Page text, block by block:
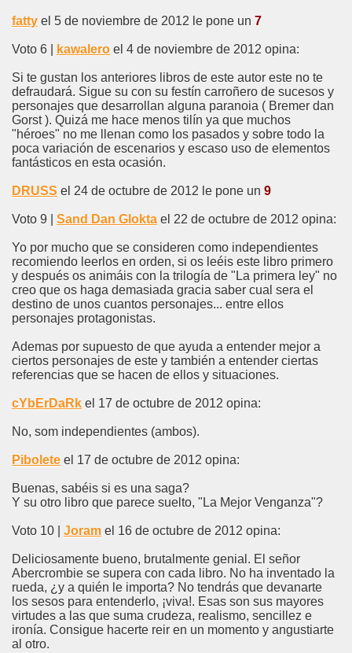
fatty el 5 de noviembre de 2012 le pone un 7
Voto 6 | kawalero el 4 de noviembre de 2012 opina:
Si te gustan los anteriores libros de este autor este no te
defraudará. Sigue su con su festín carroñero de sucesos y
personajes que desarrollan alguna paranoia ( Bremer dan
Gorst ). Quizá me hace menos tilín ya que muchos
"héroes" no me llenan como los pasados y sobre todo la
poca variación de escenarios y escaso uso de elementos
fantásticos en esta ocasión.
DRUSS el 24 de octubre de 2012 le pone un 9
Voto 9 | Sand Dan Glokta el 22 de octubre de 2012 opina:
Yo por mucho que se consideren como independientes
recomiendo leerlos en orden, si os leéis este libro primero
y después os animáis con la trilogía de "La primera ley" no
creo que os haga demasiada gracia saber cual sera el
destino de unos cuantos personajes... entre ellos
personajes protagonistas.
Ademas por supuesto de que ayuda a entender mejor a
ciertos personajes de este y también a entender ciertas
referencias que se hacen de ellos y situaciones.
cYbErDaRk el 17 de octubre de 2012 opina:
No, som independientes (ambos).
Pibolete el 17 de octubre de 2012 opina:
Buenas, sabéis si es una saga?
Y su otro libro que parece suelto, "La Mejor Venganza"?
Voto 10 | Joram el 16 de octubre de 2012 opina:
Deliciosamente bueno, brutalmente genial. El señor
Abercrombie se supera con cada libro. No ha inventado la
rueda, ¿y a quién le importa? No tendrás que devanarte
los sesos para entenderlo, ¡viva!. Esas son sus mayores
virtudes a las que suma crudeza, realismo, sencillez e
ironía. Consigue hacerte reir en un momento y angustiarte
al otro.